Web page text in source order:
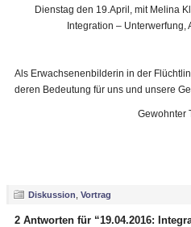
Dienstag den 19.April, mit Melina
Integration –
Als Erwachsenenbilderin in der
deren Bedeutung für uns und unsere
Gewohnter
Diskussion Vortrag
2 Antworten für “19.04.2016: